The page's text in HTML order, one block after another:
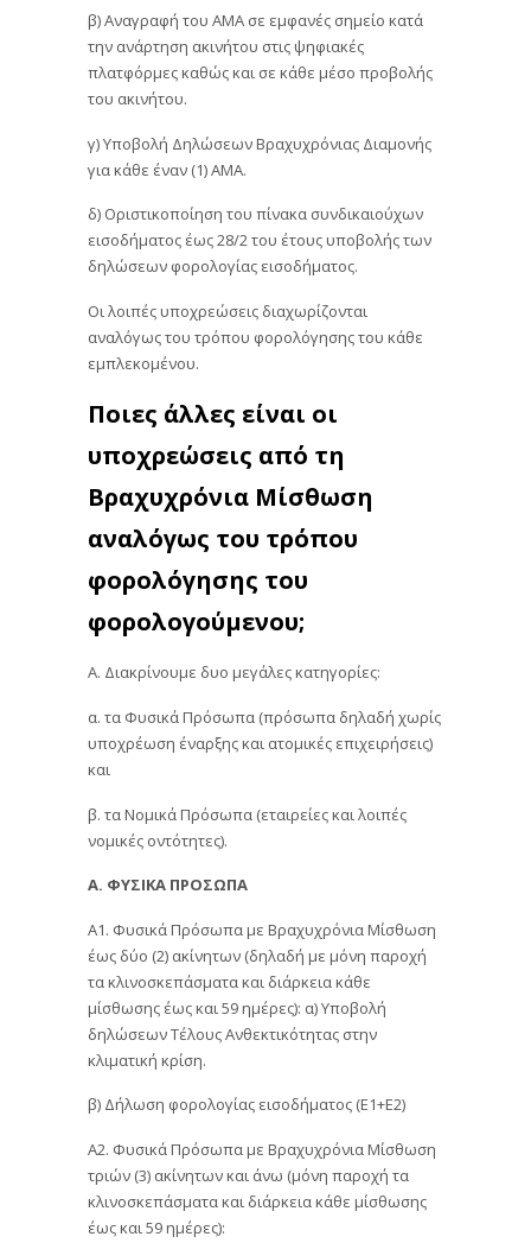
β) Αναγραφή του ΑΜΑ σε εμφανές σημείο κατά
την ανάρτηση ακινήτου στις ψηφιακές
πλατφόρμες καθώς και σε κάθε μέσο προβολής
του ακινήτου.
γ) Υποβολή Δηλώσεων Βραχυχρόνιας Διαμονής
για κάθε έναν (1) ΑΜΑ.
δ) Οριστικοποίηση του πίνακα συνδικαιούχων
εισοδήματος έως 28/2 του έτους υποβολής των
δηλώσεων φορολογίας εισοδήματος.
Οι λοιπές υποχρεώσεις διαχωρίζονται
αναλόγως του τρόπου φορολόγησης του κάθε
εμπλεκομένου.
Ποιες άλλες είναι οι
υποχρεώσεις από τη
Βραχυχρόνια Μίσθωση
αναλόγως του τρόπου
φορολόγησης του
φορολογούμενου;
Α. Διακρίνουμε δυο μεγάλες κατηγορίες:
α. τα Φυσικά Πρόσωπα (πρόσωπα δηλαδή χωρίς
υποχρέωση έναρξης και ατομικές επιχειρήσεις)
και
β. τα Νομικά Πρόσωπα (εταιρείες και λοιπές
νομικές οντότητες).
Α. ΦΥΣΙΚΑ ΠΡΟΣΩΠΑ
Α1. Φυσικά Πρόσωπα με Βραχυχρόνια Μίσθωση
έως δύο (2) ακίνητων (δηλαδή με μόνη παροχή
τα κλινοσκεπάσματα και διάρκεια κάθε
μίσθωσης έως και 59 ημέρες): α) Υποβολή
δηλώσεων Τέλους Ανθεκτικότητας στην
κλιματική κρίση.
β) Δήλωση φορολογίας εισοδήματος (Ε1+Ε2)
Α2. Φυσικά Πρόσωπα με Βραχυχρόνια Μίσθωση
τριών (3) ακίνητων και άνω (μόνη παροχή τα
κλινοσκεπάσματα και διάρκεια κάθε μίσθωσης
έως και 59 ημέρες):